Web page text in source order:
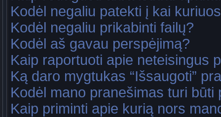
Kodėl negaliu patekti į kai
Kodėl negaliu prikabinti failų?
Kodėl aš gavau perspėjimą?
Kaip raportuoti apie neteisingus
Ką daro mygtukas “Išsaugoti”
Kodėl mano pranešimas turi būti
Kaip priminti apie kurią nors